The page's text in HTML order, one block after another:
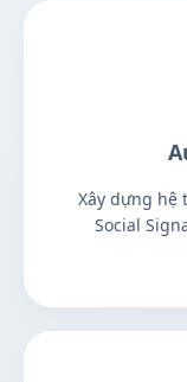
Xây dựng hệ
Social